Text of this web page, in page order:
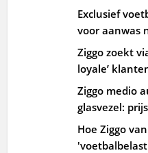
Exclusief
voor aanwas
Ziggo zoekt
loyale’
Ziggo medio
glasvezel:
Hoe Ziggo